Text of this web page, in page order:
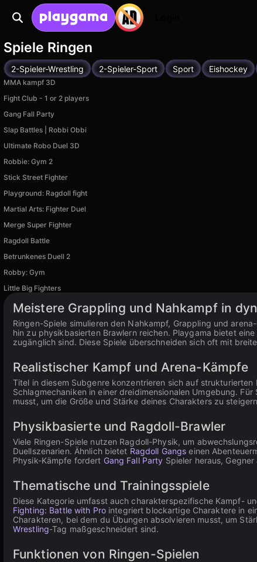
Spiele Ringen
2-Spieler-Wrestling 2-Spieler-Sport Sport Eishockey
MMA kampf 3D
Fight Club - 1 or 2 players
Gang Fall Party
Slap Battles | Robbi Obbi
Ultimate Robo Duel 3D
Robbie: Gym 2
Stick Street Fighter
Playground: Ragdoll fight
Martial Arts: Fighter Duel
Merge Super Fighter
Ragdoll Battle
Betrunkenes Duell 2
Robby: Gym
Little Big Fighters
Meistere Grappling und Nahkampf in
Ringen-Spiele simulieren den Nahkampf, Grappling und
hin zu physikbasierten Brawlern reichen. Playgama bietet
zugänglich sind. Diese Spiele überschneiden sich oft mit
Realistischer Kampf und Arena-Kämpfe
Titel in diesem Subgenre konzentrieren sich auf strukturierten
Schlagmechaniken in einer dreidimensionalen Umgebung.
musst, um die Größe und Stärke deines Charakters zu
Physikbasierte und Ragdoll-Brawler
Viele Ringen-Spiele nutzen Ragdoll-Physik, um
Duellszenarien. Ähnlich bietet Ragdoll Gangs einen
Physik-Kämpfe fordert Gang Fall Party Spieler heraus,
Thematische und Trainingsspiele
Diese Kategorie umfasst auch charakterspezifische Kampf-
Fighting: Battle with Pro integriert blockartige Charaktere in
Charakteren, bei dem du Übungen absolvieren musst, um
Wrestling-Tag maßgeschneidert sind.
Funktionen von Ringen-Spielen